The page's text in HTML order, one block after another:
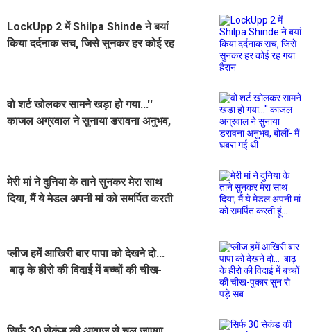
LockUpp 2 में Shilpa Shinde ने बयां
किया दर्दनाक सच, जिसे सुनकर हर कोई रह
वो शर्ट खोलकर सामने खड़ा हो गया...''
काजल अग्रवाल ने सुनाया डरावना अनुभव,
मेरी मां ने दुनिया के ताने सुनकर मेरा साथ
दिया, मैं ये मेडल अपनी मां को समर्पित करती
प्लीज हमें आखिरी बार पापा को देखने दो...
बाढ़ के हीरो की विदाई में बच्चों की चीख-